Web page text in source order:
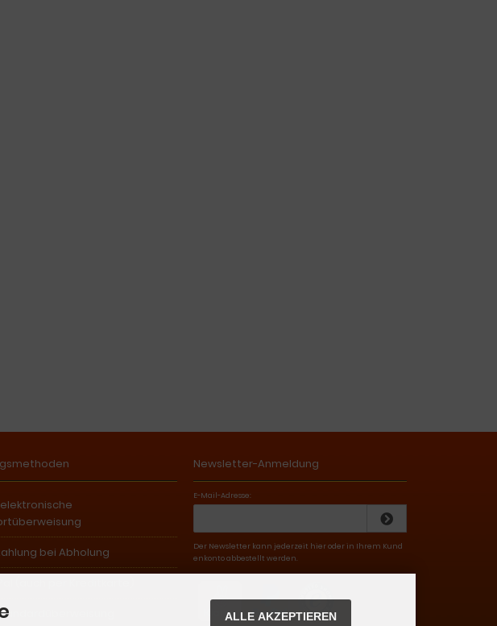
bei Abholung
Newsletter-Anmeldung
E-Mail-Adresse:
Der Newsletter kann jederzeit hier oder in Ihrem Kund
enkonto abbestellt werden.
ALLE AKZEPTIEREN